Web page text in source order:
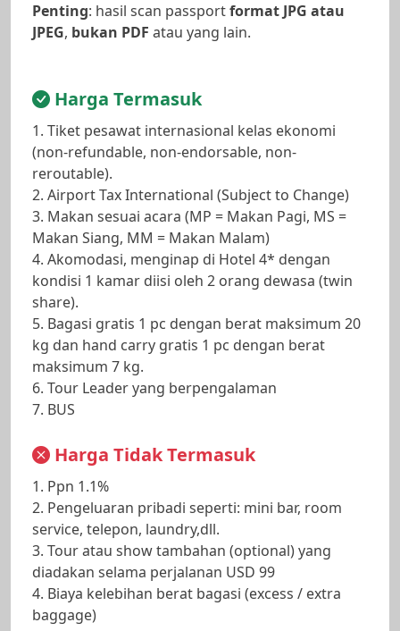
Penting: hasil scan passportformat JPG atau
JPEG, bukan PDF atau yang lain.
Harga Termasuk
1. Tiket pesawat internasional kelas ekonomi
(non-refundable, non-endorsable, non-
reroutable).
2. Airport Tax International (Subject to Change)
3. Makan sesuai acara (MP = Makan Pagi, MS =
Makan Siang, MM = Makan Malam)
4. Akomodasi, menginap di Hotel 4* dengan
kondisi 1 kamar diisi oleh 2 orang dewasa (twin
share).
5. Bagasi gratis 1 pc dengan berat maksimum 20
kg dan hand carry gratis 1 pc dengan berat
maksimum 7 kg.
6. Tour Leader yang berpengalaman
7. BUS
Harga Tidak Termasuk
1. Ppn 1.1%
2. Pengeluaran pribadi seperti: mini bar, room
service, telepon, laundry,dll.
3. Tour atau show tambahan (optional) yang
diadakan selama perjalanan USD 99
4. Biaya kelebihan berat bagasi (excess / extra
baggage)